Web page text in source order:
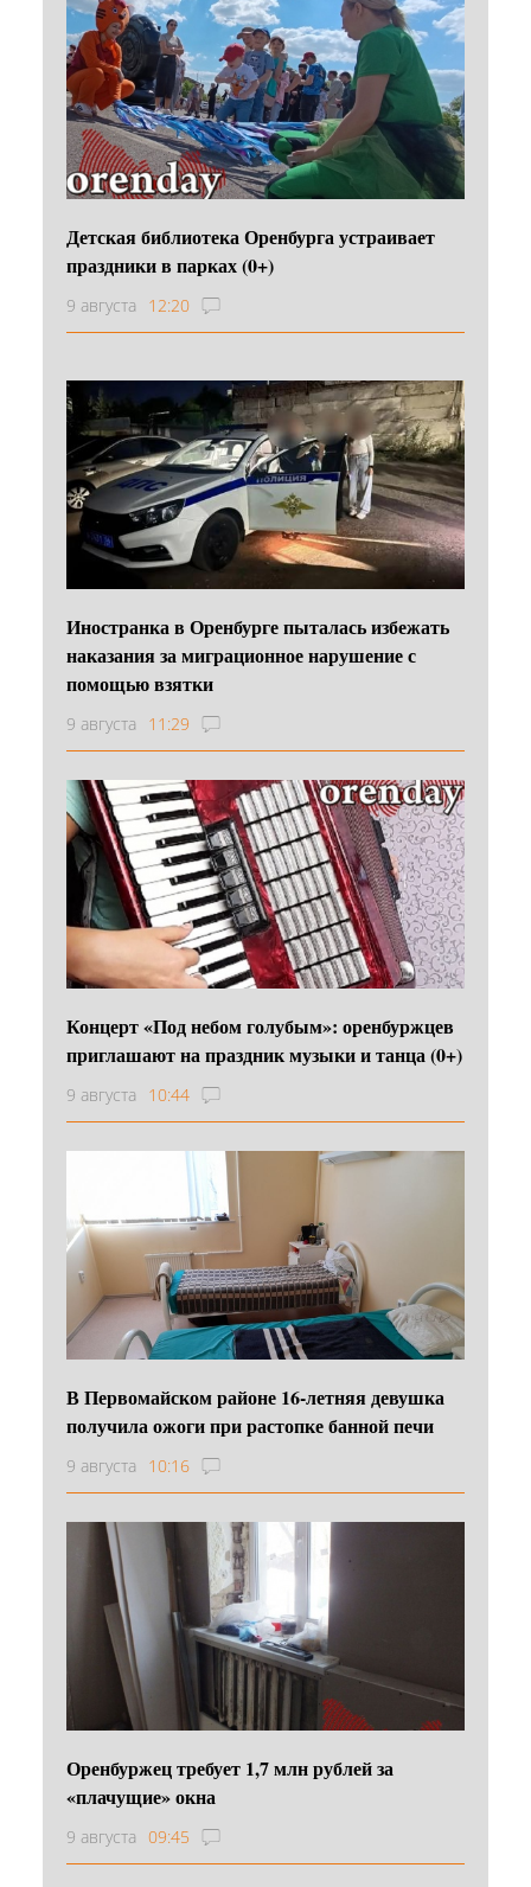
Детская библиотека Оренбурга устраивает
праздники в парках (0+)
9 августа 12:20
Иностранка в Оренбурге пыталась избежать
наказания за миграционное нарушение с
помощью взятки
9 августа 11:29
Концерт «Под небом голубым»: оренбуржцев
приглашают на праздник музыки и танца (0+)
9 августа 10:44
В Первомайском районе 16‑летняя девушка
получила ожоги при растопке банной печи
9 августа 10:16
Оренбуржец требует 1,7 млн рублей за
«плачущие» окна
9 августа 09:45